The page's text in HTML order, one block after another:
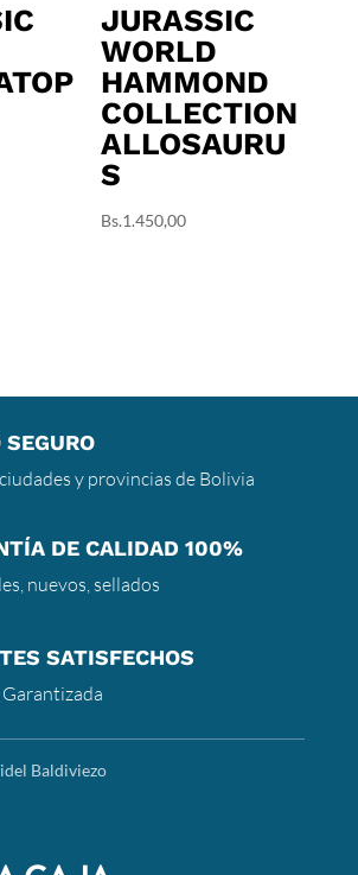
JURASSIC
WORLD
HAMMOND
COLLECTION
ALLOSAURU
S
Bs.1.450,00
SEGURO
y provincias de Bolivia
DE CALIDAD 100%
nuevos, sellados
SATISFECHOS
Baldiviezo